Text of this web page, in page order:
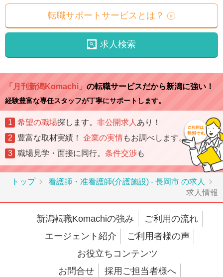
転職サポートサービスとは？
求人検索
「月刊新潟Komachi」 の転職サービスだから新潟に強い！
経験豊富な専任スタッフが丁寧にサポートします。
1 希望の職場探します。 非公開求人 あり！
2
豊富な取材実績！ 企業の実情もお調べします。
3
職場見学・面接に同行。 条件交渉も
トップ
看護師・准看護師(介護施設) - 長岡市 の求人
求人情報
新潟転職Komachiの強み
ご利用の流れ
エージェント紹介
ご利用者様の声
お役立ちコンテンツ
お問合せ
採用ご担当者様へ